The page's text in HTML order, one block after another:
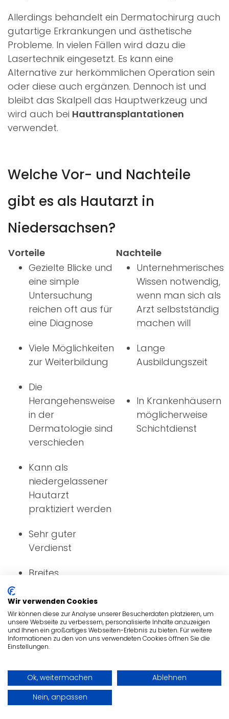
Allerdings behandelt ein Dermatochirurg auch
gutartige Erkrankungen und ästhetische
Probleme. In vielen Fällen wird dazu die
Lasertechnik eingesetzt. Es kann eine
Alternative zur herkömmlichen Operation sein
oder diese auch ergänzen. Dennoch ist und
bleibt das Skalpell das Hauptwerkzeug und
wird auch bei Hauttransplantationen
verwendet.
Welche Vor- und Nachteile
gibt es als Hautarzt in
Niedersachsen?
Vorteile
Nachteile
Gezielte Blicke und
eine simple
Untersuchung
reichen oft aus für
eine Diagnose
Unternehmerisches
Wissen notwendig,
wenn man sich als
Arzt selbstständig
machen will
Viele Möglichkeiten
zur Weiterbildung
Lange
Ausbildungszeit
Die
Herangehensweise
in der
Dermatologie sind
verschieden
In Krankenhäusern
möglicherweise
Schichtdienst
Kann als
niedergelassener
Hautarzt
praktiziert werden
Sehr guter
Verdienst
Breites
Arbeit mit
Menschen
Wie viele Hautärzte gibt es in
Deutschland?
Wir verwenden Cookies
Wir können diese zur Analyse unserer Besucherdaten platzieren, um
unsere Webseite zu verbessern, personalisierte Inhalte anzuzeigen
und Ihnen ein großartiges Webseiten-Erlebnis zu bieten. Für weitere
Informationen zu den von uns verwendeten Cookies öffnen Sie die
Einstellungen.
Ok, weitermachen
Ablehnen
Nein, anpassen